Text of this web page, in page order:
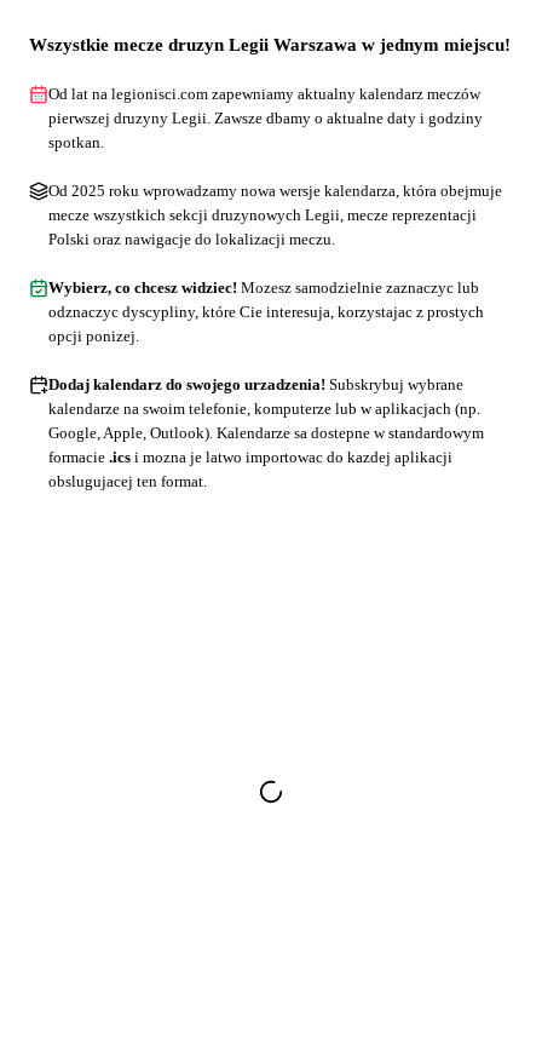
Wszystkie mecze druzyn Legii Warszawa w jednym miejscu!
Od lat na legionisci.com zapewniamy aktualny kalendarz meczów
pierwszej druzyny Legii. Zawsze dbamy o aktualne daty i godziny
spotkan.
Od 2025 roku wprowadzamy nowa wersje kalendarza, która obejmuje
mecze wszystkich sekcji druzynowych Legii, mecze reprezentacji
Polski oraz nawigacje do lokalizacji meczu.
Wybierz, co chcesz widziec! Mozesz samodzielnie zaznaczyc lub
odznaczyc dyscypliny, które Cie interesuja, korzystajac z prostych
opcji ponizej.
Dodaj kalendarz do swojego urzadzenia! Subskrybuj wybrane
kalendarze na swoim telefonie, komputerze lub w aplikacjach (np.
Google, Apple, Outlook). Kalendarze sa dostepne w standardowym
formacie .ics i mozna je latwo importowac do kazdej aplikacji
obslugujacej ten format.